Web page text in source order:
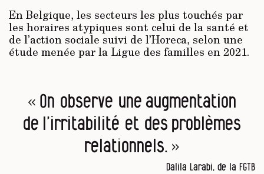
En Belgique, les secteurs les plus touchés par
les horaires atypiques sont celui de la santé et
de l’action sociale suivi de l’Horeca, selon une
étude menée par la Ligue des familles en 2021.
« On observe une augmentation
de l’irritabilité et des problèmes
relationnels. »
Dalila Larabi, de la FGTB